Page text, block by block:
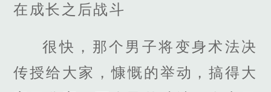
在成长之后战斗
很快，那个男子将变身术法决
传授给大家，慷慨的举动，搞得大